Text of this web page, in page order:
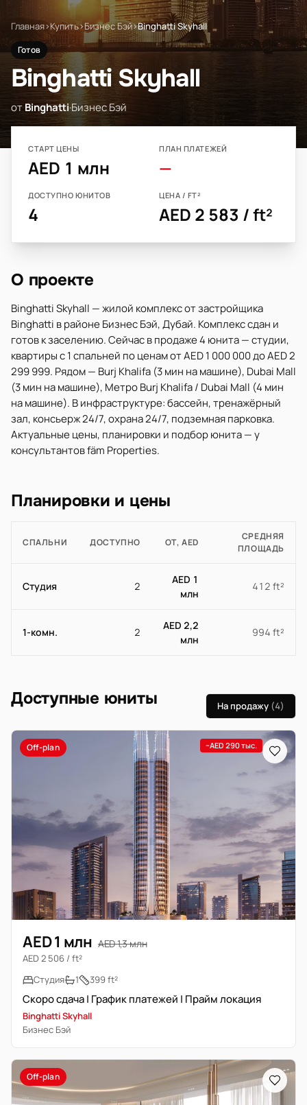
Главная›Купить›Бизнес Бэй›Binghatti Skyhall
Готов
Binghatti Skyhall
отBinghatti·Бизнес Бэй
СТАРТ ЦЕНЫ
AED 1 млн
ПЛАН ПЛАТЕЖЕЙ
—
ДОСТУПНО ЮНИТОВ
4
ЦЕНА / FT²
AED 2 583 / ft²
О проекте
Binghatti Skyhall — жилой комплекс от застройщика
Binghatti в районе Бизнес Бэй, Дубай. Комплекс сдан и
готов к заселению. Сейчас в продаже 4 юнита — студии,
квартиры с 1 спальней по ценам от AED 1 000 000 до AED 2
299 999. Рядом — Burj Khalifa (3 мин на машине), Dubai Mall
(3 мин на машине), Метро Burj Khalifa / Dubai Mall (4 мин
на машине). В инфраструктуре: бассейн, тренажёрный
зал, консьерж 24/7, охрана 24/7, подземная парковка.
Актуальные цены, планировки и подбор юнита — у
консультантов fäm Properties.
Планировки и цены
СПАЛЬНИ ДОСТУПНО ОТ, AED
СРЕДНЯЯ
ПЛОЩАДЬ
Студия 2
AED 1
млн
412 ft²
1-комн. 2
AED 2,2
млн
994 ft²
Доступные юниты На продажу (4)
Off-plan −AED 290 тыс.
AED 1 млн AED 1,3 млн
AED 2 506 / ft²
Студия
1 399 ft²
Скоро сдача | График платежей | Прайм локация
Binghatti Skyhall
Бизнес Бэй
Off-plan